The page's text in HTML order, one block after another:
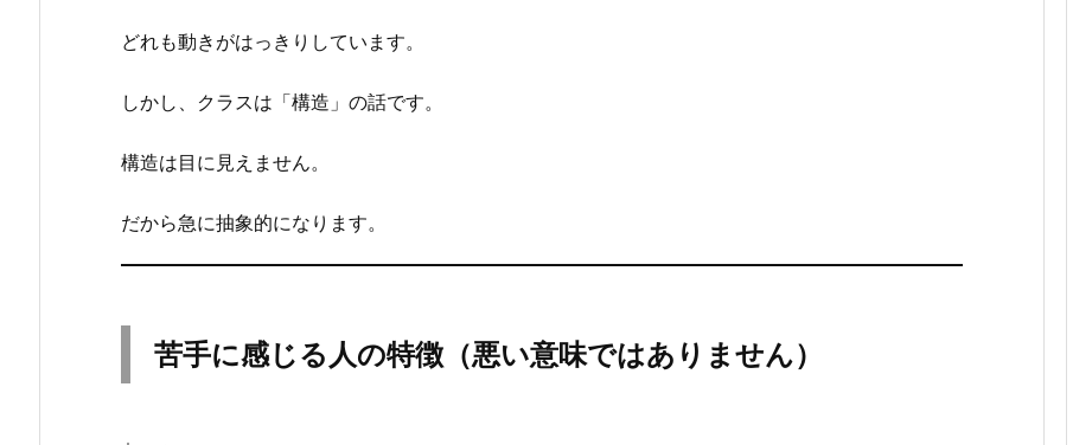
る
の
徴
い
は
あ
どれも動きがはっきりしています。
しかし、クラスは「構造」の話です。
構造は目に見えません。
だから急に抽象的になります。
苦手に感じる人の特徴（悪い意味ではありません）